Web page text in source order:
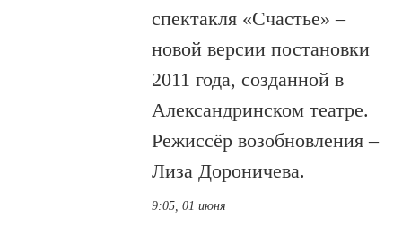
спектакля «Счастье» –
новой версии постановки
2011 года, созданной в
Александринском театре.
Режиссёр возобновления –
Лиза Дороничева.
9:05, 01 июня